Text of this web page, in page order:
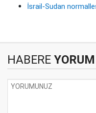
İsrail-Sudan
HABERE